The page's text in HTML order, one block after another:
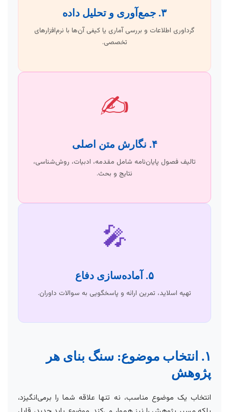
۳. جمع‌آوری و تحلیل داده
گرداوری اطلاعات و بررسی آماری یا کیفی آن‌ها با نرم‌افزارهای
تخصصی.
✍️
۴. نگارش متن اصلی
تالیف فصول پایان‌نامه شامل مقدمه، ادبیات، روش‌شناسی،
نتایج و بحث.
🎤
۵. آماده‌سازی دفاع
تهیه اسلاید، تمرین ارائه و پاسخگویی به سوالات داوران.
۱. انتخاب موضوع: سنگ بنای هر
پژوهش
انتخاب یک موضوع مناسب، نه تنها علاقه شما را برمی‌انگیزد،